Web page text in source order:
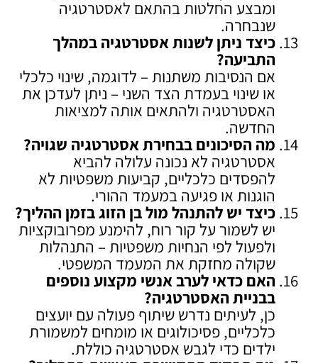
ומבצע החלטות בהתאם לאסטרטגיה
שנבחרה.
כיצד ניתן לשנות אסטרטגיה במהלך
התביעה?
אם הנסיבות משתנות – לדוגמה, שינוי כלכלי
או שינוי בעמדת הצד השני – ניתן לעדכן את
האסטרטגיה ולהתאים אותה למציאות
החדשה.
מה הסיכונים בבחירת אסטרטגיה שגויה?
אסטרטגיה לא נכונה עלולה להביא
להפסדים כלכליים, קביעות משפטיות לא
הוגנות או פגיעה במעמד ההורי.
כיצד יש להתנהל מול בן הזוג בזמן ההליך?
יש לשמור על קור רוח, להימנע מפרובוקציות
ולפעול לפי הנחיות משפטיות – התנהלות
שקולה מחזקת את המעמד המשפטי.
האם כדאי לערב אנשי מקצוע נוספים
בבניית האסטרטגיה?
כן, לעיתים נדרש שיתוף פעולה עם יועצים
כלכליים, פסיכולוגים או מומחים למשמורת
ילדים כדי לגבש אסטרטגיה כוללת.